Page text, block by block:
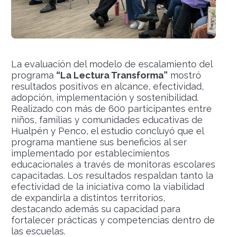
La evaluación del modelo de escalamiento del
programa “La Lectura Transforma” mostró
resultados positivos en alcance, efectividad,
adopción, implementación y sostenibilidad.
Realizado con más de 600 participantes entre
niños, familias y comunidades educativas de
Hualpén y Penco, el estudio concluyó que el
programa mantiene sus beneficios al ser
implementado por establecimientos
educacionales a través de monitoras escolares
capacitadas. Los resultados respaldan tanto la
efectividad de la iniciativa como la viabilidad
de expandirla a distintos territorios,
destacando además su capacidad para
fortalecer prácticas y competencias dentro de
las escuelas.